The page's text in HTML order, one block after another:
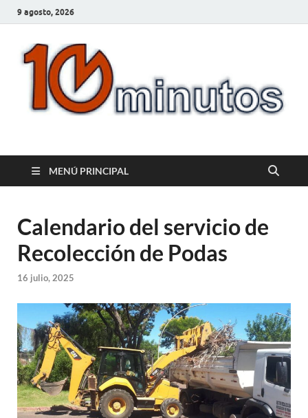
9 agosto, 2026
10minutos.com.uy
MENÚ PRINCIPAL
Calendario del servicio de
Recolección de Podas
16 julio, 2025